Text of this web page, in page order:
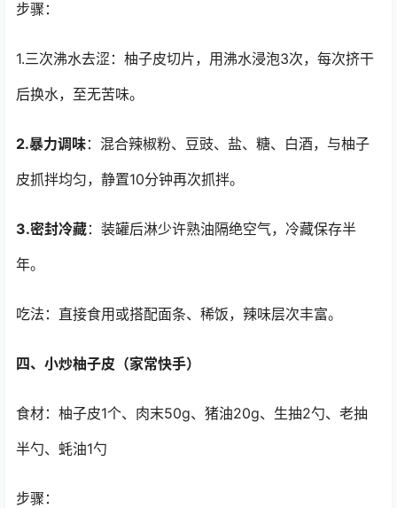
步骤：
1.三次沸水去涩：柚子皮切片，用沸水浸泡3次，每次挤干
后换水，至无苦味。
2.暴力调味：混合辣椒粉、豆豉、盐、糖、白酒，与柚子
皮抓拌均匀，静置10分钟再次抓拌。
3.密封冷藏：装罐后淋少许熟油隔绝空气，冷藏保存半
年。
吃法：直接食用或搭配面条、稀饭，辣味层次丰富。
四、小炒柚子皮（家常快手）
食材：柚子皮1个、肉末50g、猪油20g、生抽2勺、老抽
半勺、蚝油1勺
步骤：